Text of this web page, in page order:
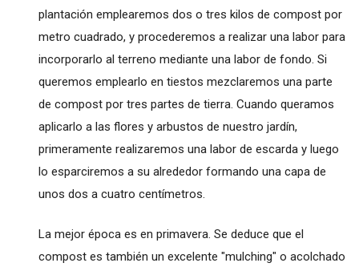
plantación emplearemos dos o tres kilos de compost por
metro cuadrado, y procederemos a realizar una labor para
incorporarlo al terreno mediante una labor de fondo. Si
queremos emplearlo en tiestos mezclaremos una parte
de compost por tres partes de tierra. Cuando queramos
aplicarlo a las flores y arbustos de nuestro jardín,
primeramente realizaremos una labor de escarda y luego
lo esparciremos a su alrededor formando una capa de
unos dos a cuatro centímetros.
La mejor época es en primavera. Se deduce que el
compost es también un excelente "mulching" o acolchado